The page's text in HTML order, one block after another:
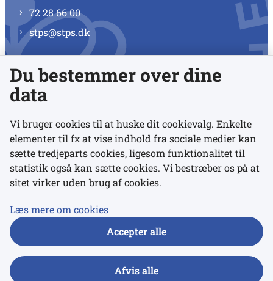
72 28 66 00
stps@stps.dk
Se alle kontaktnumre
Links
Udgivelser
Du bestemmer over dine
data
Vi bruger cookies til at huske dit cookievalg. Enkelte
elementer til fx at vise indhold fra sociale medier kan
sætte tredjeparts cookies, ligesom funktionalitet til
statistik også kan sætte cookies. Vi bestræber os på at
sitet virker uden brug af cookies.
Læs mere om cookies
Accepter alle
Afvis alle